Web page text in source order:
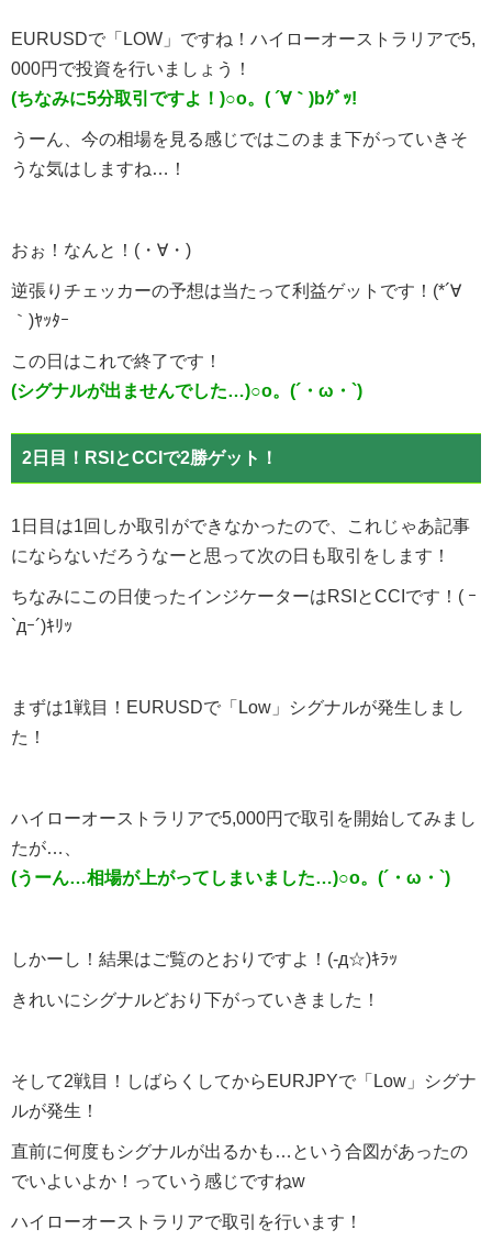
EURUSDで「LOW」ですね！ハイローオーストラリアで5,
000円で投資を行いましょう！
(ちなみに5分取引ですよ！)○o。( ´∀｀)bｸﾞｯ!
うーん、今の相場を見る感じではこのまま下がっていきそ
うな気はしますね…！
おぉ！なんと！(・∀・)
逆張りチェッカーの予想は当たって利益ゲットです！(*´∀
｀)ﾔｯﾀｰ
この日はこれで終了です！
(シグナルが出ませんでした…)○o。(´・ω・`)
2日目！RSIとCCIで2勝ゲット！
1日目は1回しか取引ができなかったので、これじゃあ記事
にならないだろうなーと思って次の日も取引をします！
ちなみにこの日使ったインジケーターはRSIとCCIです！( ｰ
`дｰ´)ｷﾘｯ
まずは1戦目！EURUSDで「Low」シグナルが発生しまし
た！
ハイローオーストラリアで5,000円で取引を開始してみまし
たが…、
(うーん…相場が上がってしまいました…)○o。(´・ω・`)
しかーし！結果はご覧のとおりですよ！(-д☆)ｷﾗｯ
きれいにシグナルどおり下がっていきました！
そして2戦目！しばらくしてからEURJPYで「Low」シグナ
ルが発生！
直前に何度もシグナルが出るかも…という合図があったの
でいよいよか！っていう感じですねw
ハイローオーストラリアで取引を行います！